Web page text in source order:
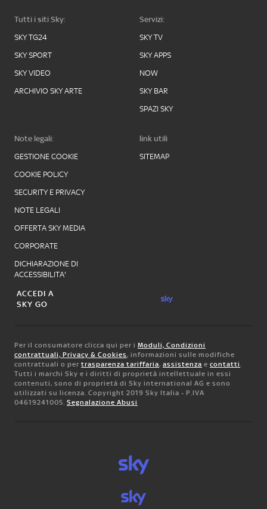
Tutti i siti Sky:
SKY TG24
SKY SPORT
SKY VIDEO
ARCHIVIO SKY ARTE
Servizi:
SKY TV
SKY APPS
NOW
SKY BAR
SPAZI SKY
Note legali:
GESTIONE COOKIE
COOKIE POLICY
SECURITY E PRIVACY
NOTE LEGALI
OFFERTA SKY MEDIA
CORPORATE
DICHIARAZIONE DI
ACCESSIBILITA'
link utili
SITEMAP
ACCEDI A
SKY GO
Per il consumatore clicca qui per i Moduli, Condizioni
contrattuali, Privacy & Cookies, informazioni sulle modifiche
contrattuali o per trasparenza tariffaria, assistenza e contatti.
Tutti i marchi Sky e i diritti di proprietà intellettuale in essi
contenuti, sono di proprietà di Sky international AG e sono
utilizzati su licenza. Copyright 2019 Sky Italia - P.IVA
04619241005. Segnalazione Abusi